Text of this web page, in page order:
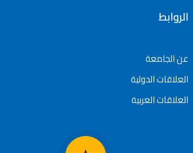
الروابط
عن الجامعة
العلاقات الدولية
العلاقات العربية